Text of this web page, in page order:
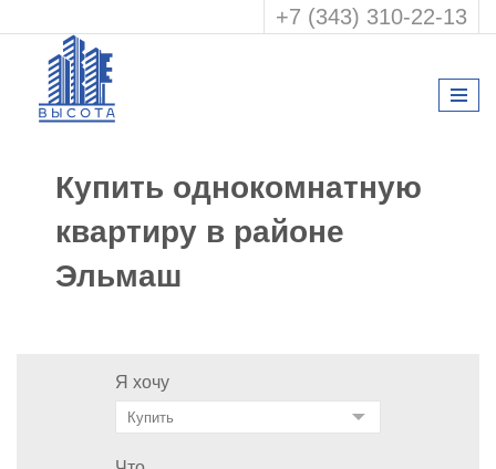
+7 (343) 310-22-13
Купить однокомнатную
квартиру в районе
Эльмаш
Я хочу